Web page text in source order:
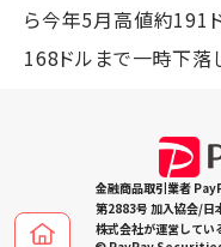
ら今年5月高値約191
168ドルまで一時下落
金融商品取引業者
第2883号 加入協会/
株式会社が運営してい